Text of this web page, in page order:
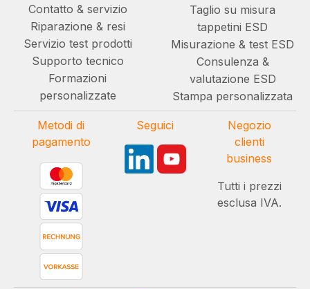
Contatto & servizio
Riparazione & resi
Servizio test prodotti
Supporto tecnico
Formazioni
personalizzate
Taglio su misura
tappetini ESD
Misurazione & test ESD
Consulenza &
valutazione ESD
Stampa personalizzata
Metodi di
pagamento
Seguici
Negozio
clienti
business
Tutti i prezzi
esclusa IVA.